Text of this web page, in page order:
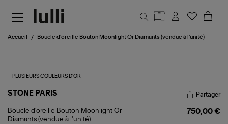
Accueil Boucle d'oreille Bouton Moonlight Or Diamants (vendue à l'unité)
PLUSIEURS COULEURS D'OR
STONE PARIS
Boucle
d'oreille
Partager
Boucle d'oreille Bouton Moonlight Or
Diamants (vendue à l'unité)
750,00 €